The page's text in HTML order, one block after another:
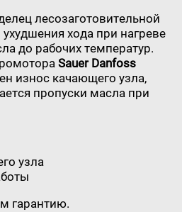
лесозаготовительной
хода при нагреве
до рабочих температур.
Sauer Danfoss
износ качающего узла,
пропуски масла при
узла
гарантию.